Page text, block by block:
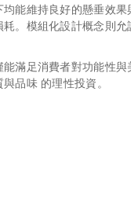
能維持良好的懸垂效
。模組化設計概念則
滿足消費者對功能性
品味 的理性投資。